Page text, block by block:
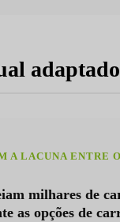
A LACUNA ENTRE
milhares de
as opções de